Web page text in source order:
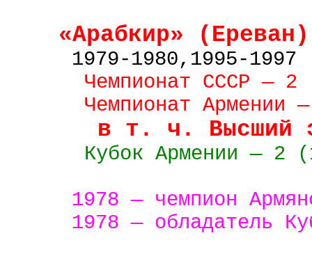
«Арабкир» (Ереван)
1979-1980,1995-1997
Чемпионат СССР — 2
Чемпионат Армении
в т. ч. Высший
Кубок Армении — 2 (
1978 — чемпион
1978 — обладатель